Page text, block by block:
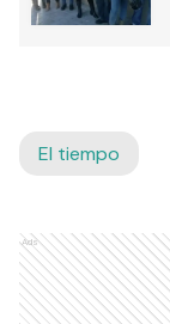
El tiempo
Ads